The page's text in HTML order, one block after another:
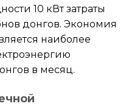
10 кВт затраты
донгов. Экономия
наиболее
в месяц.